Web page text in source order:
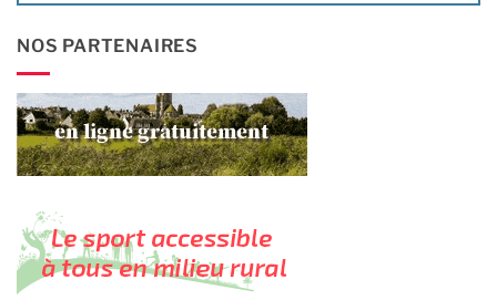
NOS PARTENAIRES